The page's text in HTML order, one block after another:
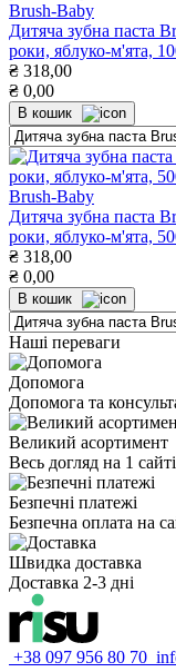
Brush-Baby
Дитяча зубна паста
роки, яблуко-м'ята,
₴ 318,00
₴ 0,00
В кошик
Brush-Baby
Дитяча зубна паста
роки, яблуко-м'ята,
₴ 318,00
₴ 0,00
В кошик
Наші переваги
Допомога
Допомога та
Великий асортимент
Весь догляд на 1 сайті
Безпечні платежі
Безпечна оплата на
Швидка доставка
Доставка 2-3 дні
+38 097 956 80 70